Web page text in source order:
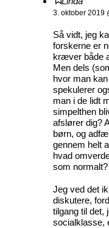
3. oktober 2019
Så vidt, jeg
forskerne er
kræver både
Men dels
hvor man
spekulerer
man i de lidt
simpelthen
afslører dig?
børn, og
gennem helt
hvad
som normalt?
Jeg ved det
diskutere,
tilgang til det,
socialklasse,